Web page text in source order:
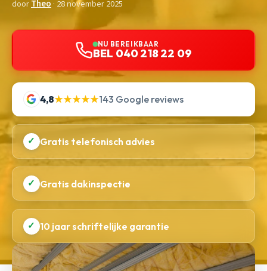
doorTheo · 28 november 2025
NU BEREIKBAAR
BEL 040 218 22 09
4,8★★★★★143 Google reviews
✓ Gratis telefonisch advies
✓ Gratis dakinspectie
✓ 10 jaar schriftelijke garantie